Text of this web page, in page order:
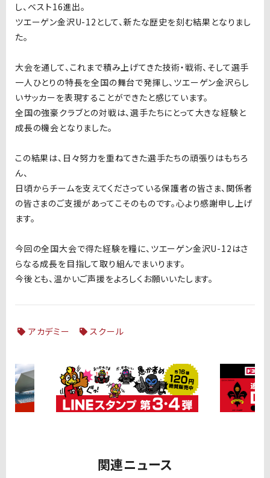
し、ベスト16進出。
ツエーゲン金沢U-12として、新たな歴史を刻む結果となりまし
た。
大会を通して、これまで積み上げてきた技術・戦術、そして選手
一人ひとりの特長を全国の舞台で発揮し、ツエーゲン金沢らし
いサッカーを表現することができたと感じています。
全国の強豪クラブとの対戦は、選手たちにとって大きな経験と
成長の機会となりました。
この結果は、日々努力を重ねてきた選手たちの頑張りはもちろ
ん、
日頃からチームを支えてくださっている保護者の皆さま、関係者
の皆さまのご支援があってこそのものです。心より感謝申し上げ
ます。
今回の全国大会で得た経験を糧に、ツエーゲン金沢U-12はさ
らなる成長を目指して取り組んでまいります。
今後とも、温かいご声援をよろしくお願いいたします。
アカデミー スクール
関連ニュース